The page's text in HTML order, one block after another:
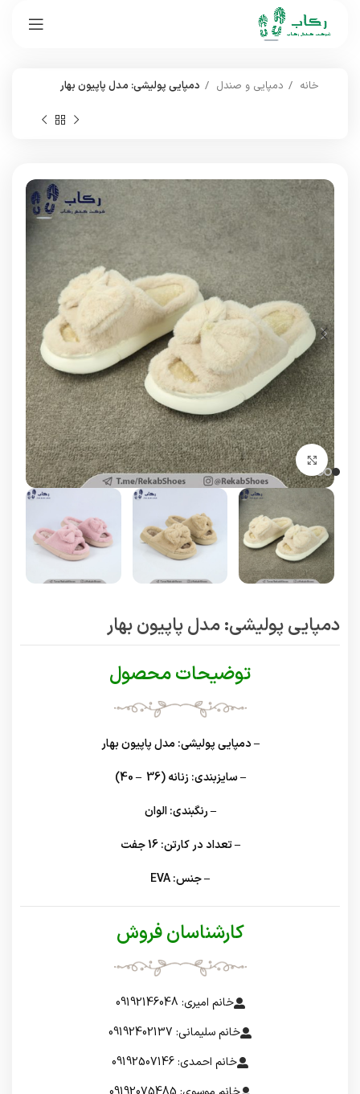
خانه دمپایی و صندل دمپایی پولیشی: مدل پاپیون بهار
برای بزرگنمایی کلیک کنید
دمپایی پولیشی: مدل پاپیون بهار
توضیحات محصول
– دمپایی پولیشی: مدل پاپیون بهار
– سایزبندی: زنانه (36 – 40)
– رنگبندی: الوان
– تعداد در کارتن: 16 جفت
– جنس: EVA
کارشناسان فروش
خانم امیری: 09192146048
خانم سلیمانی: 09192402137
خانم احمدی: 09192507146